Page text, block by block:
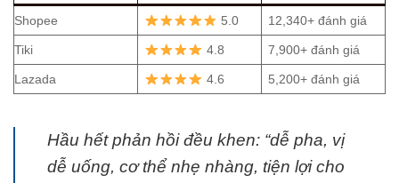
Shopee 5.0 12,340+ đánh giá
Tiki 4.8 7,900+ đánh giá
Lazada 4.6 5,200+ đánh giá
Hầu hết phản hồi đều khen: “dễ pha, vị
dễ uống, cơ thể nhẹ nhàng, tiện lợi cho